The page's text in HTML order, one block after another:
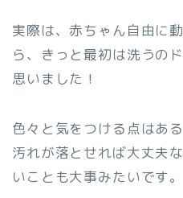
実際は、赤ちゃん自由に
ら、きっと最初は洗うの
思いました！
色々と気をつける点はあ
汚れが落とせれば大丈夫
いことも大事みたいです。